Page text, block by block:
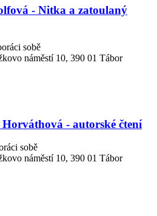
- Nitka a zatoulaný
sobě
náměstí 10, 390 01 Tábor
Horváthová - autorské čtení
sobě
náměstí 10, 390 01 Tábor